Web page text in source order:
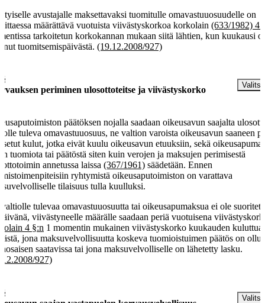
avustajalle maksettavaksi tuomitulle omavastuuosuudelle on
määrättävä vuotuista viivästyskorkoa korkolain (633/1982) 4
tarkoitetun korkokannan mukaan siitä lähtien, kun kuukausi
tuomitsemispäivästä. (19.12.2008/927)
periminen ulosottoteitse ja viivästyskorko
päätöksen nojalla saadaan oikeusavun saajalta
tuleva omavastuuosuus, ne valtion varoista oikeusavun saaneen
kulut, jotka eivät kuulu oikeusavun etuuksiin, sekä
tuomiota tai päätöstä siten kuin verojen ja maksujen perimisestä
annetussa laissa (367/1961) säädetään. Ennen
ryhtymistä oikeusaputoimiston on varattava
tilaisuus tulla kuulluksi.
valtiolle tulevaa omavastuuosuutta tai oikeusapumaksua ei ole
viivästyneelle määrälle saadaan periä vuotuisena
4 §:n 1 momentin mukainen viivästyskorko kuukauden kuluttua
jona maksuvelvollisuutta koskeva tuomioistuimen päätös on ollut
saatavissa tai jona maksuvelvolliselle on lähetetty lasku.
927)